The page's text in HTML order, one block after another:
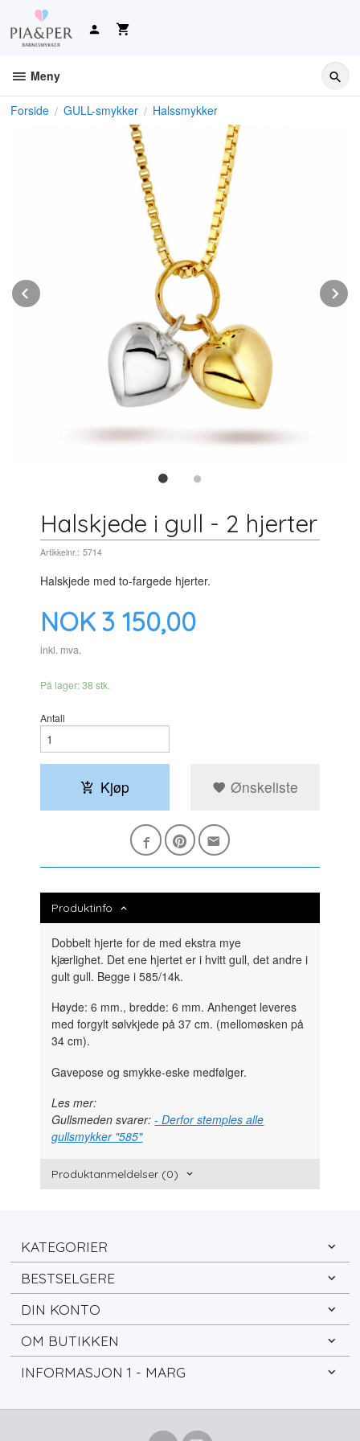
innholdet
Meny
Forside GULL-smykker Halssmykker
Prev
Halskjede i gull - 2 hjerter
Artikkelnr.: 5714
Halskjede med to-fargede hjerter.
Pris
NOK 3 150,00
inkl. mva.
På lager: 38 stk.
Antall
Kjøp Ønskeliste
Produktinfo
Dobbelt hjerte for de med ekstra mye
kjærlighet. Det ene hjertet er i hvitt gull, det andre i
gult gull. Begge i 585/14k.
Høyde: 6 mm., bredde: 6 mm. Anhenget leveres
med forgylt sølvkjede på 37 cm. (mellomøsken på
34 cm).
Gavepose og smykke-eske medfølger.
Les mer:
Gullsmeden svarer:- Derfor stemples alle
gullsmykker "585"
Produktanmeldelser (0)
KATEGORIER
BESTSELGERE
DIN KONTO
OM BUTIKKEN
INFORMASJON 1 - MARG